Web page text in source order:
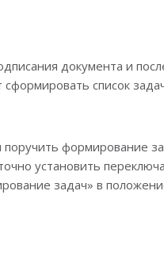
документа и
список
формирование
установить
задач» в